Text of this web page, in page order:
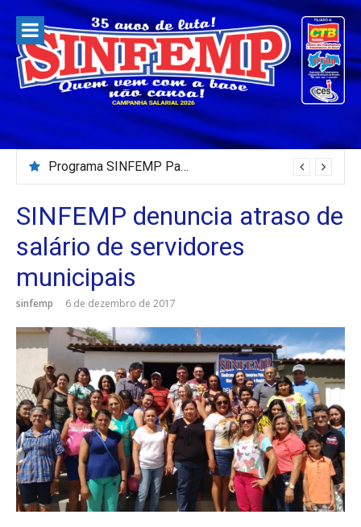
para
conteúdo
Programa SINFEMP Para Todos – 02/08/2026
SINFEMP denuncia atraso de
salário de servidores
municipais
sinfemp 6 de dezembro de 2017